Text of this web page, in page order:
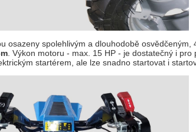
osazeny spolehlivým a dlouhodobě osvědčeným,
. Výkon motoru - max. 15 HP - je dostatečný i pro
startérem, ale lze snadno startovat i